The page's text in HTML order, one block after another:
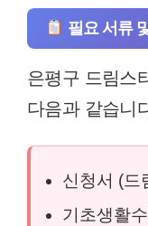
필요 서류
은평구 드림스
다음과 같습니
신청서 (드
기초생활